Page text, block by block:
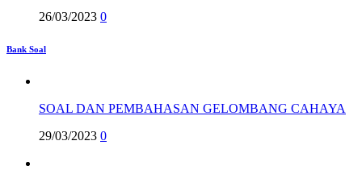
26/03/2023 0
Bank Soal
SOAL DAN PEMBAHASAN GELOMBANG CAHAYA
29/03/2023 0